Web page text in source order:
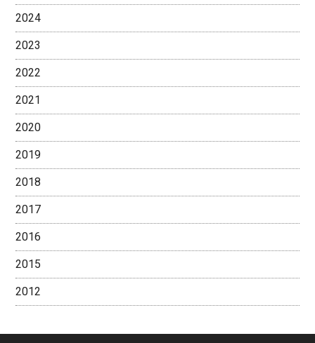
2024
2023
2022
2021
2020
2019
2018
2017
2016
2015
2012